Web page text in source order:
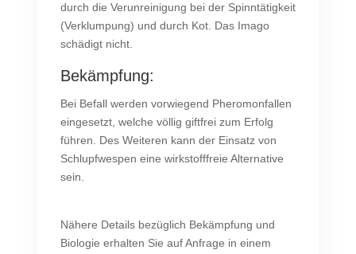
durch die Verunreinigung bei der Spinntätigkeit
(Verklumpung) und durch Kot. Das Imago
schädigt nicht.
Bekämpfung:
Bei Befall werden vorwiegend Pheromonfallen
eingesetzt, welche völlig giftfrei zum Erfolg
führen. Des Weiteren kann der Einsatz von
Schlupfwespen eine wirkstofffreie Alternative
sein.
Nähere Details bezüglich Bekämpfung und
Biologie erhalten Sie auf Anfrage in einem